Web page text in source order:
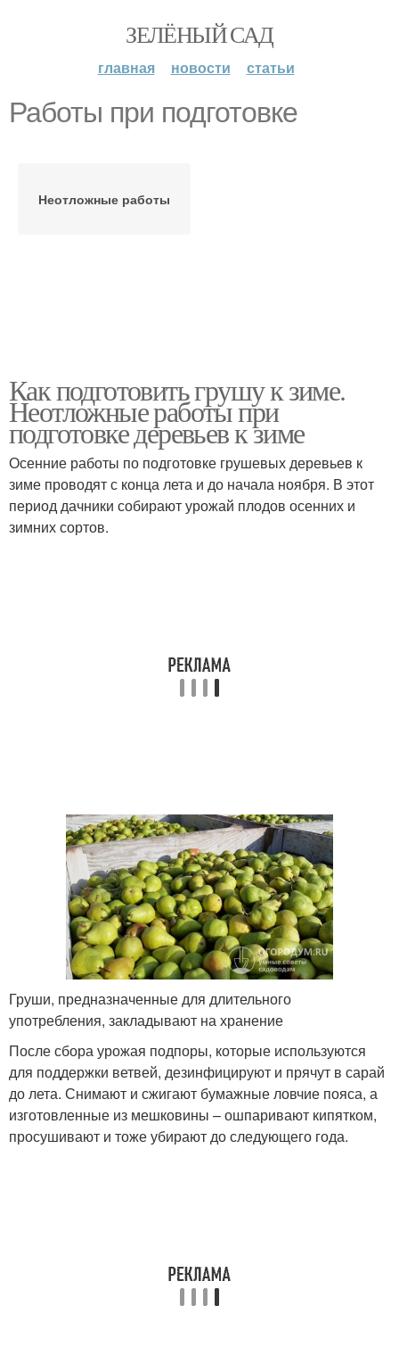
ЗЕЛЁНЫЙ САД
главная новости статьи
Работы при подготовке
Неотложные работы
Как подготовить грушу к зиме.
Неотложные работы при
подготовке деревьев к зиме
Осенние работы по подготовке грушевых деревьев к
зиме проводят с конца лета и до начала ноября. В этот
период дачники собирают урожай плодов осенних и
зимних сортов.
Груши, предназначенные для длительного
употребления, закладывают на хранение
После сбора урожая подпоры, которые используются
для поддержки ветвей, дезинфицируют и прячут в сарай
до лета. Снимают и сжигают бумажные ловчие пояса, а
изготовленные из мешковины – ошпаривают кипятком,
просушивают и тоже убирают до следующего года.